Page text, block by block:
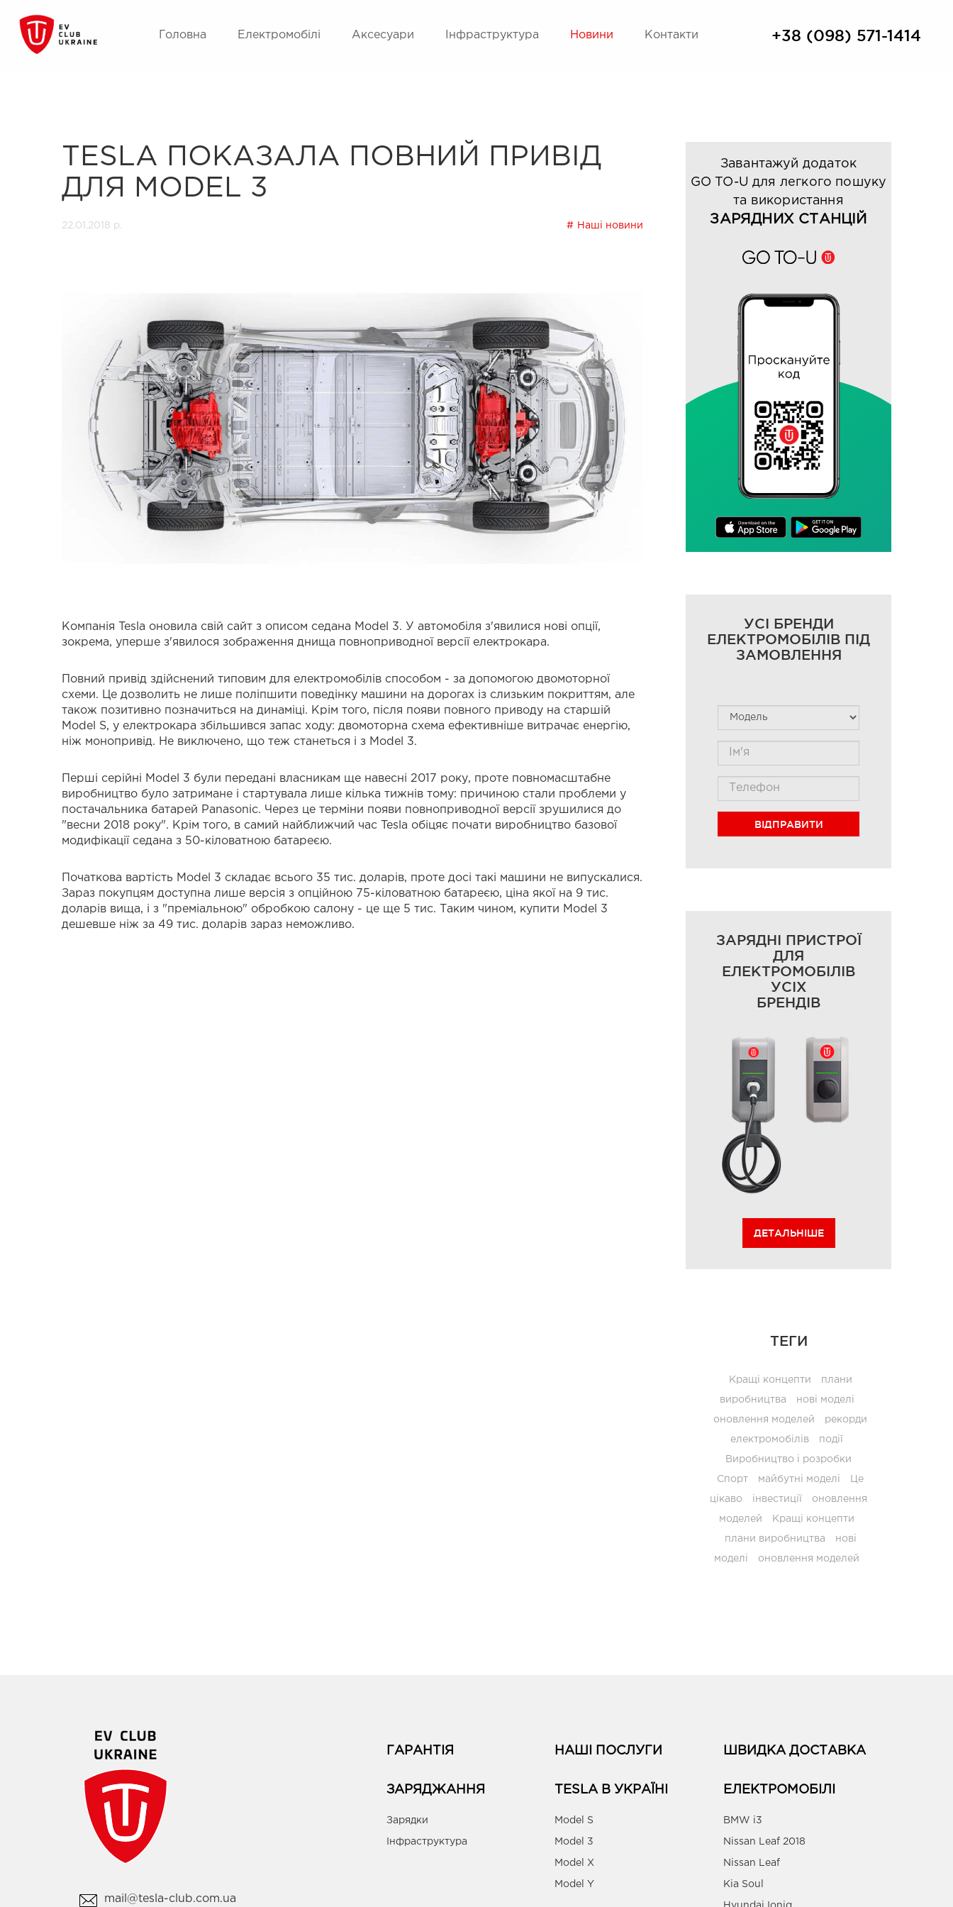
Головна Електромобілі Аксесуари Інфраструктура Новини Контакти +38 (098) 571-1414
TESLA ПОКАЗАЛА ПОВНИЙ ПРИВІД
ДЛЯ MODEL 3
22.01.2018 р. Наші новини
Компанія Tesla оновила свій сайт з описом седана Model 3. У автомобіля з'явилися нові опції,
зокрема, уперше з'явилося зображення днища повноприводної версії електрокара.
Повний привід здійснений типовим для електромобілів способом - за допомогою двомоторної
схеми. Це дозволить не лише поліпшити поведінку машини на дорогах із слизьким покриттям, але
також позитивно позначиться на динаміці. Крім того, після появи повного приводу на старшій
Model S, у електрокара збільшився запас ходу: двомоторна схема ефективніше витрачає енергію,
ніж монопривід. Не виключено, що теж станеться і з Model 3.
Перші серійні Model 3 були передані власникам ще навесні 2017 року, проте повномасштабне
виробництво було затримане і стартувала лише кілька тижнів тому: причиною стали проблеми у
постачальника батарей Panasonic. Через це терміни появи повноприводної версії зрушилися до
"весни 2018 року". Крім того, в самий найближчий час Tesla обіцяє почати виробництво базової
модифікації седана з 50-кіловатною батареєю.
Початкова вартість Model 3 складає всього 35 тис. доларів, проте досі такі машини не випускалися.
Зараз покупцям доступна лише версія з опційною 75-кіловатною батареєю, ціна якої на 9 тис.
доларів вища, і з "преміальною" обробкою салону - це ще 5 тис. Таким чином, купити Model 3
дешевше ніж за 49 тис. доларів зараз неможливо.
Завантажуй додаток
GO TO-U для легкого пошуку
та використання
ЗАРЯДНИХ СТАНЦІЙ
УСІ БРЕНДИ
ЕЛЕКТРОМОБІЛІВ ПІД
ЗАМОВЛЕННЯ
ВІДПРАВИТИ
ЗАРЯДНІ ПРИСТРОЇ
ДЛЯ
ЕЛЕКТРОМОБІЛІВ
УСІХ
БРЕНДІВ
ДЕТАЛЬНІШЕ
ТЕГИ
Кращі концепти плани
виробництва нові моделі
оновлення моделей рекорди
електромобілів події
Виробництво і розробки
Спорт майбутні моделі Це
цікаво інвестиції оновлення
моделей Кращі концепти
плани виробництва нові
моделі оновлення моделей
mail@tesla-club.com.ua
ГАРАНТІЯ НАШІ ПОСЛУГИ ШВИДКА ДОСТАВКА
ЗАРЯДЖАННЯ
Зарядки
Інфраструктура
TESLA В УКРАЇНІ
Model S
Model 3
Model X
Model Y
ЕЛЕКТРОМОБІЛІ
BMW i3
Nissan Leaf 2018
Nissan Leaf
Kia Soul